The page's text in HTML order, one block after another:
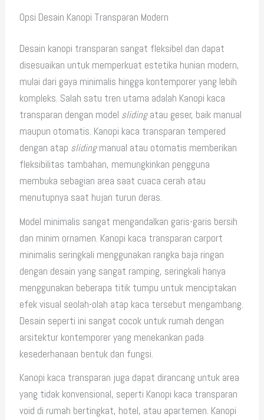
Opsi Desain Kanopi Transparan Modern
Desain kanopi transparan sangat fleksibel dan dapat
disesuaikan untuk memperkuat estetika hunian modern,
mulai dari gaya minimalis hingga kontemporer yang lebih
kompleks. Salah satu tren utama adalah Kanopi kaca
transparan dengan model slidingatau geser, baik manual
maupun otomatis. Kanopi kaca transparan tempered
dengan atap slidingmanual atau otomatis memberikan
fleksibilitas tambahan, memungkinkan pengguna
membuka sebagian area saat cuaca cerah atau
menutupnya saat hujan turun deras.
Model minimalis sangat mengandalkan garis-garis bersih
dan minim ornamen. Kanopi kaca transparan carport
minimalis seringkali menggunakan rangka baja ringan
dengan desain yang sangat ramping, seringkali hanya
menggunakan beberapa titik tumpu untuk menciptakan
efek visual seolah-olah atap kaca tersebut mengambang.
Desain seperti ini sangat cocok untuk rumah dengan
arsitektur kontemporer yang menekankan pada
kesederhanaan bentuk dan fungsi.
Kanopi kaca transparan juga dapat dirancang untuk area
yang tidak konvensional, seperti Kanopi kaca transparan
void di rumah bertingkat, hotel, atau apartemen. Kanopi